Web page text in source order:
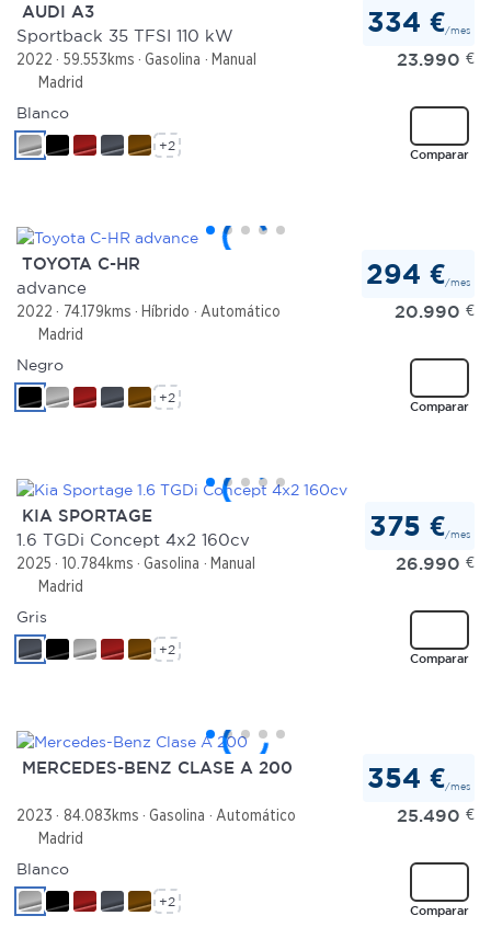
AUDI A3
Sportback 35 TFSI 110 kW
2022 59.553kms Gasolina
Manual
Madrid
334 €/mes
23.990 €
Comparar
Blanco
+2
TOYOTA C-HR
advance
2022 74.179kms Híbrido
Automático
Madrid
294 €/mes
20.990 €
Comparar
Negro
+2
KIA SPORTAGE
1.6 TGDi Concept 4x2 160cv
2025 10.784kms Gasolina
Manual
Madrid
375 €/mes
26.990 €
Comparar
Gris
+2
MERCEDES-BENZ CLASE A 200
2023 84.083kms Gasolina
Automático
Madrid
354 €/mes
25.490 €
Comparar
Blanco
+2